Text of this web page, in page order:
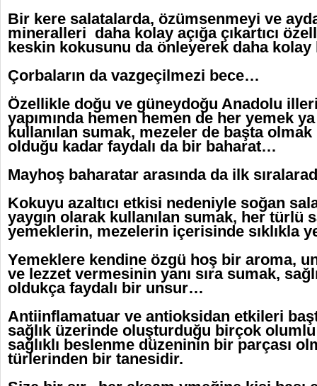
Bir kere salatalarda, özümsenmeyi ve
mineralleri daha kolay açığa çıkartıcı
keskin kokusunu da önleyerek daha kolay
Çorbaların da vazgeçilmezi bece…
Özellikle doğu ve güneydoğu Anadolu
yapımında hemen hemen de her yemek
kullanılan sumak, mezeler de başta
olduğu kadar faydalı da bir baharat…
Mayhoş baharatar arasında da ilk
Kokuyu azaltıcı etkisi nedeniyle soğan
yaygın olarak kullanılan sumak, her türlü
yemeklerin, mezelerin içerisinde sıklıkla
Yemeklere kendine özgü hoş bir aroma,
ve lezzet vermesinin yanı sıra sumak,
oldukça faydalı bir unsur…
Antiinflamatuar ve antioksidan etkileri
sağlık üzerinde oluşturduğu birçok
sağlıklı beslenme düzeninin bir parçası
türlerinden bir tanesidir.